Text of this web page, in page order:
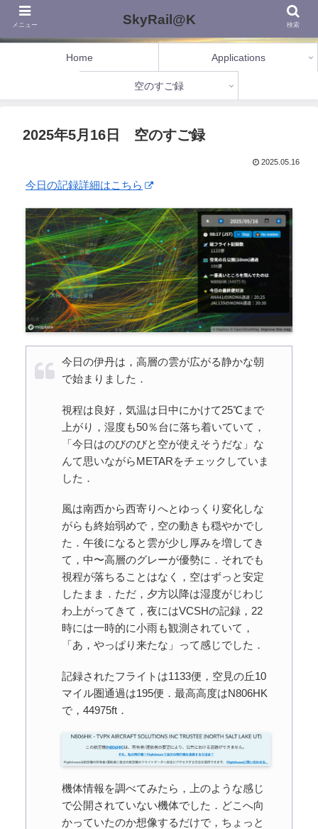
Home Applications
空のすご録
2025年5月16日 空のすご録
2025.05.16
今日の記録詳細はこちら
今日の伊丹は，高層の雲が広がる静かな朝
で始まりました．
視程は良好，気温は日中にかけて25℃まで
上がり，湿度も50％台に落ち着いていて，
「今日はのびのびと空が使えそうだな」な
んて思いながらMETARをチェックしていま
した．
風は南西から西寄りへとゆっくり変化しな
がらも終始弱めで，空の動きも穏やかでし
た．午後になると雲が少し厚みを増してき
て，中〜高層のグレーが優勢に．それでも
視程が落ちることはなく，空はずっと安定
したまま．ただ，夕方以降は湿度がじわじ
わ上がってきて，夜にはVCSHの記録，22
時には一時的に小雨も観測されていて，
「あ，やっぱり来たな」って感じでした．
記録されたフライトは1133便，空見の丘10
マイル圏通過は195便．最高高度はN806HK
で，44975ft．
機体情報を調べてみたら，上のような感じ
で公開されていない機体でした．どこへ向
かっていたのか想像するだけで，ちょっと
メニュー SkyRail@K 検索